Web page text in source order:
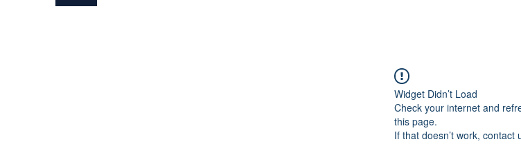
Widget Didn’t Load
Check your internet and
this page.
If that doesn’t work, contact